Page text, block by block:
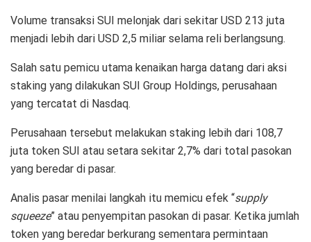
Volume transaksi SUI melonjak dari sekitar USD 213 juta
menjadi lebih dari USD 2,5 miliar selama reli berlangsung.
Salah satu pemicu utama kenaikan harga datang dari aksi
staking yang dilakukan SUI Group Holdings, perusahaan
yang tercatat di Nasdaq.
Perusahaan tersebut melakukan staking lebih dari 108,7
juta token SUI atau setara sekitar 2,7% dari total pasokan
yang beredar di pasar.
Analis pasar menilai langkah itu memicu efek “supply
squeeze” atau penyempitan pasokan di pasar. Ketika jumlah
token yang beredar berkurang sementara permintaan